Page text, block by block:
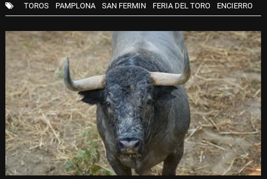
TOROS PAMPLONA SAN FERMIN FERIA DEL TORO ENCIERRO